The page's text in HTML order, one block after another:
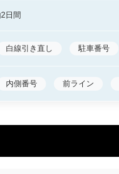
日間
白線引き直し 駐車番号
内側番号 前ライン